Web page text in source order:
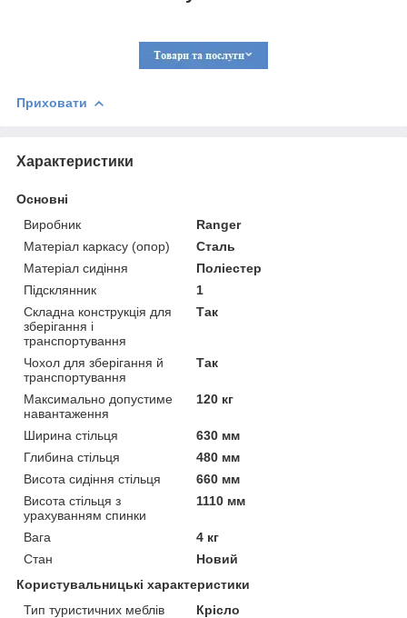
Приховати
Характеристики
Основні
Виробник
Ranger
Матеріал каркасу (опор)
Сталь
Матеріал сидіння
Поліестер
Підсклянник
1
Складна конструкція для
зберігання і
транспортування
Так
Чохол для зберігання й
транспортування
Так
Максимально допустиме
навантаження
120 кг
Ширина стільця
630 мм
Глибина стільця
480 мм
Висота сидіння стільця
660 мм
Висота стільця з
урахуванням спинки
1110 мм
Вага
4 кг
Стан
Новий
Користувальницькі характеристики
Тип туристичних меблів
Крісло